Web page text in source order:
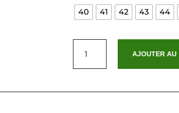
40 41 42 43 44
-
AJOUTER AU